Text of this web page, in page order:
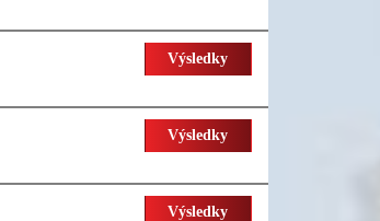
Výsledky
Výsledky
Výsledky